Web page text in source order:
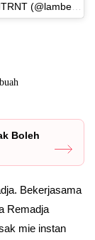
dengan cepat
Boleh
Bekerjasama
Remadja
mie instan